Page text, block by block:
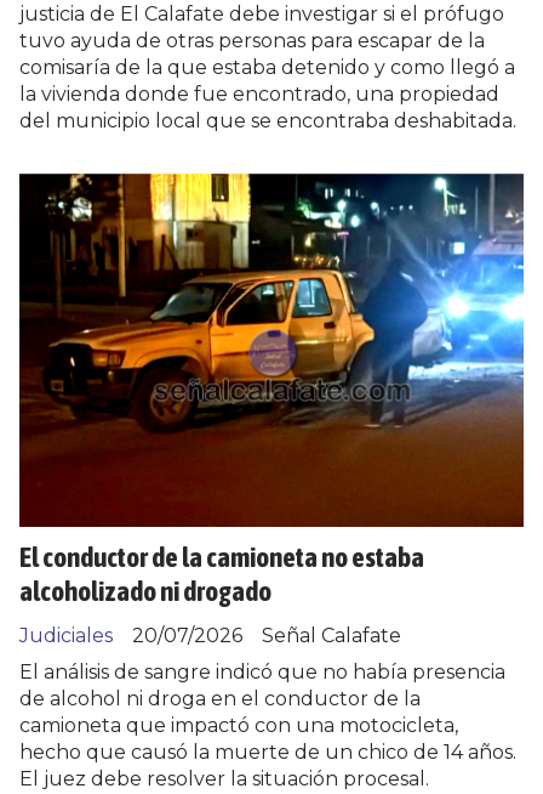
justicia de El Calafate debe investigar si el prófugo
tuvo ayuda de otras personas para escapar de la
comisaría de la que estaba detenido y como llegó a
la vivienda donde fue encontrado, una propiedad
del municipio local que se encontraba deshabitada.
El conductor de la camioneta no estaba
alcoholizado ni drogado
Señal Calafate
Judiciales
20/07/2026
El análisis de sangre indicó que no había presencia
de alcohol ni droga en el conductor de la
camioneta que impactó con una motocicleta,
hecho que causó la muerte de un chico de 14 años.
El juez debe resolver la situación procesal.